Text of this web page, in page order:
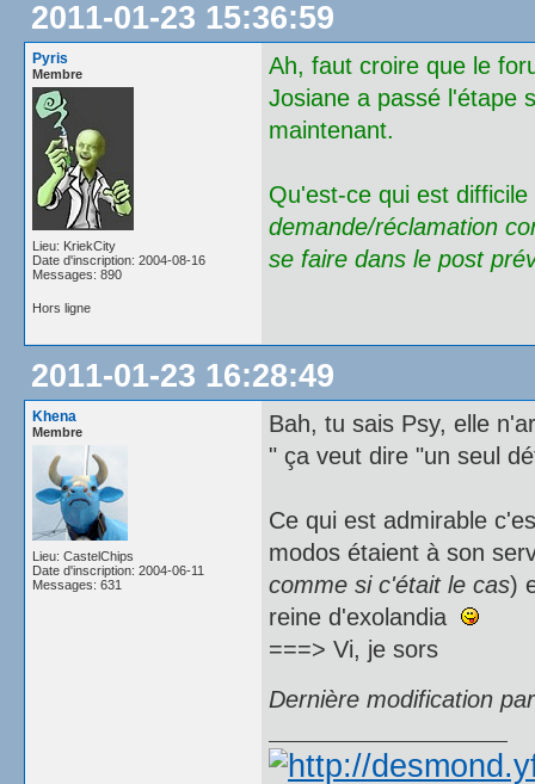
2011-01-23 15:36:59
Pyris
Membre
Lieu: KriekCity
Date d'inscription: 2004-08-16
Messages: 890
Ah, faut croire que le
Josiane a passé l'étape
maintenant.
Qu'est-ce qui est
demande/réclamation
se faire dans le post
Hors ligne
2011-01-23 16:28:49
Khena
Membre
Lieu: CastelChips
Date d'inscription: 2004-06-11
Messages: 631
Bah, tu sais Psy, elle
" ça veut dire "un seul
Ce qui est admirable
modos étaient à son
comme si c'était le cas)
reine d'exolandia
===> Vi, je sors
Dernière modification